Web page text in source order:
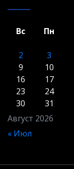
Август 2026
Вс Пн
2
3
9
10
16
17
23
24
30
31
« Июл